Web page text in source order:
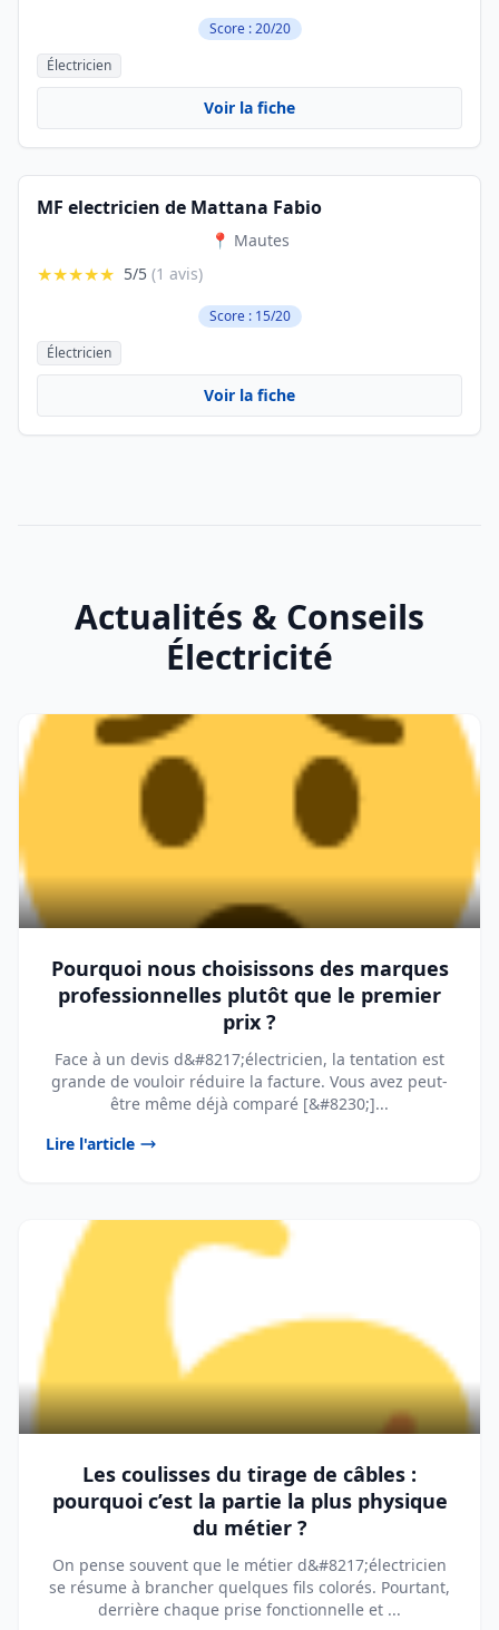
Score : 20/20
Électricien
Voir la fiche
MF electricien de Mattana Fabio
📍 Mautes
★★★★★ 5/5 (1 avis)
Score : 15/20
Électricien
Voir la fiche
Actualités & Conseils
Électricité
Pourquoi nous choisissons des marques
professionnelles plutôt que le premier
prix ?
Face à un devis d&#8217;électricien, la tentation est
grande de vouloir réduire la facture. Vous avez peut-
être même déjà comparé [&#8230;]...
Lire l'article
Les coulisses du tirage de câbles :
pourquoi c’est la partie la plus physique
du métier ?
On pense souvent que le métier d&#8217;électricien
se résume à brancher quelques fils colorés. Pourtant,
derrière chaque prise fonctionnelle et ...